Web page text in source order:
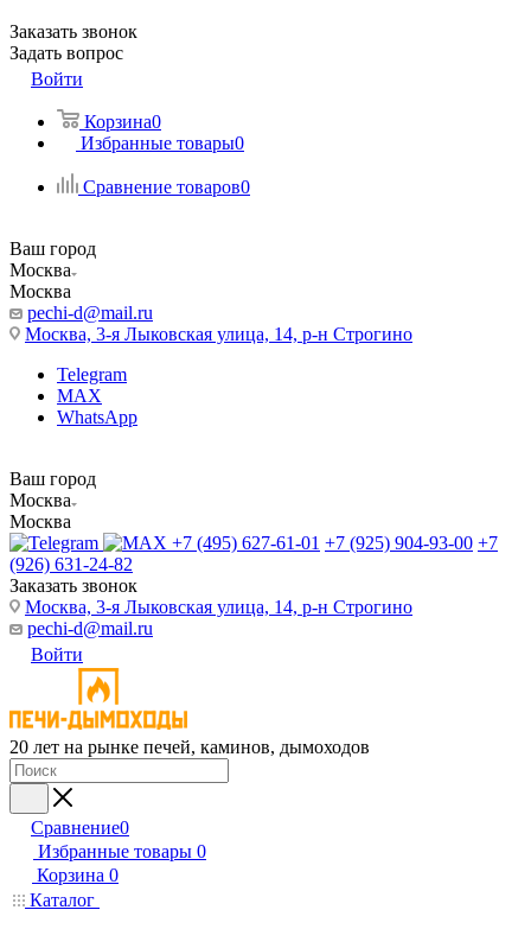
Заказать звонок
Задать вопрос
Войти
Корзина0
Избранные товары0
Сравнение товаров0
Ваш город
Москва
Москва
pechi-d@mail.ru
Москва, 3-я Лыковская улица, 14, р-н Строгино
Telegram
MAX
WhatsApp
Ваш город
Москва
Москва
+7 (495) 627-61-01 +7 (925) 904-93-00 +7
(926) 631-24-82
Заказать звонок
Москва, 3-я Лыковская улица, 14, р-н Строгино
pechi-d@mail.ru
Войти
20 лет на рынке печей, каминов, дымоходов
Сравнение0
Избранные товары 0
Корзина 0
Каталог